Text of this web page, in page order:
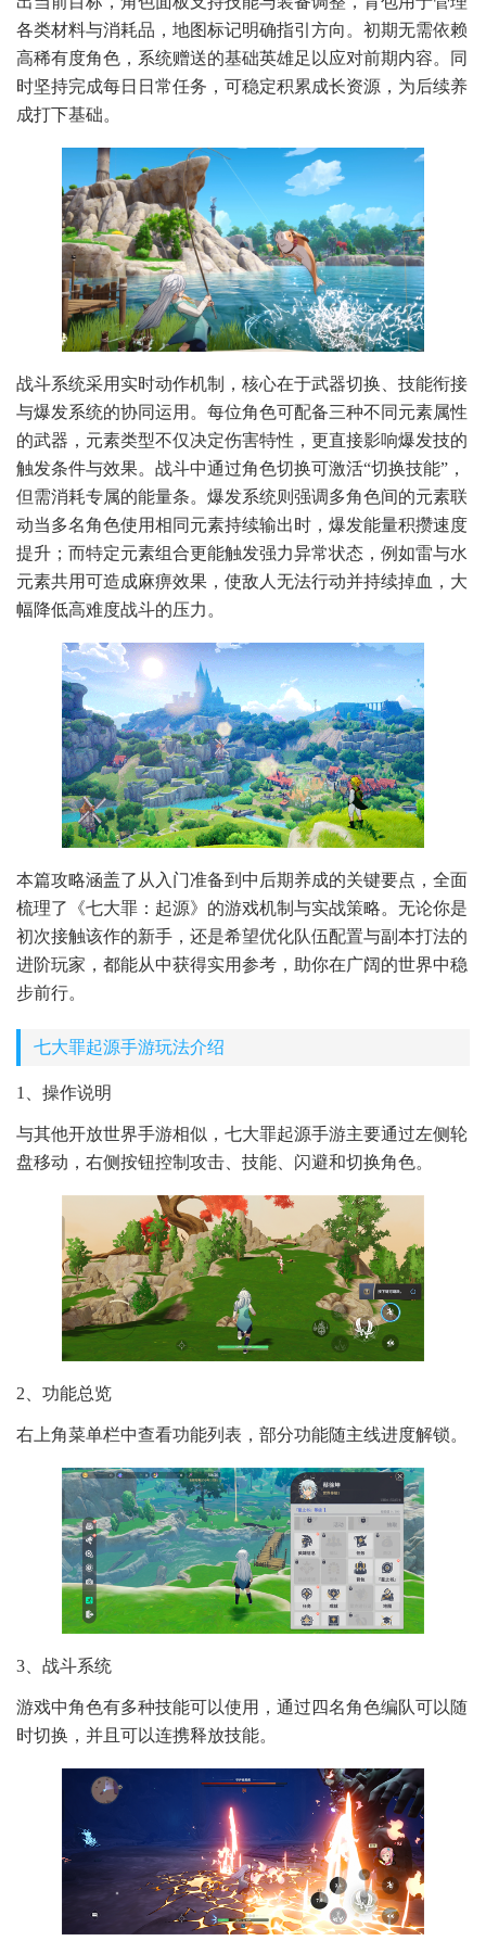
各类材料与消耗品，地图标记明确指引方向。初期无需依赖
高稀有度角色，系统赠送的基础英雄足以应对前期内容。同
时坚持完成每日日常任务，可稳定积累成长资源，为后续养
成打下基础。
战斗系统采用实时动作机制，核心在于武器切换、技能衔接
与爆发系统的协同运用。每位角色可配备三种不同元素属性
的武器，元素类型不仅决定伤害特性，更直接影响爆发技的
触发条件与效果。战斗中通过角色切换可激活“切换技能”，
但需消耗专属的能量条。爆发系统则强调多角色间的元素联
动当多名角色使用相同元素持续输出时，爆发能量积攒速度
提升；而特定元素组合更能触发强力异常状态，例如雷与水
元素共用可造成麻痹效果，使敌人无法行动并持续掉血，大
幅降低高难度战斗的压力。
本篇攻略涵盖了从入门准备到中后期养成的关键要点，全面
梳理了《七大罪：起源》的游戏机制与实战策略。无论你是
初次接触该作的新手，还是希望优化队伍配置与副本打法的
进阶玩家，都能从中获得实用参考，助你在广阔的世界中稳
步前行。
七大罪起源手游玩法介绍
1、操作说明
与其他开放世界手游相似，七大罪起源手游主要通过左侧轮
盘移动，右侧按钮控制攻击、技能、闪避和切换角色。
2、功能总览
右上角菜单栏中查看功能列表，部分功能随主线进度解锁。
3、战斗系统
游戏中角色有多种技能可以使用，通过四名角色编队可以随
时切换，并且可以连携释放技能。